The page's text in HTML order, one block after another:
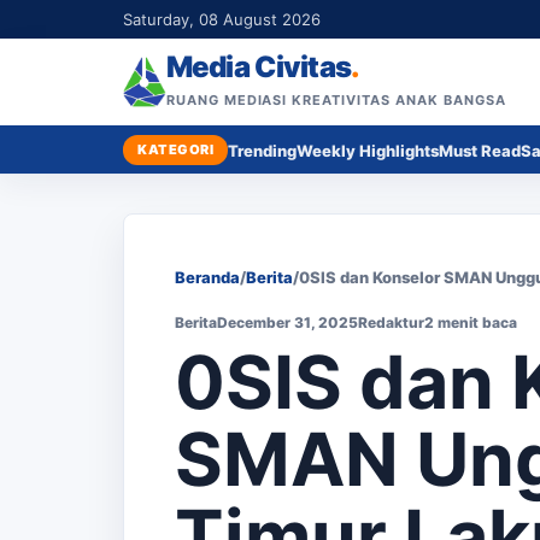
Saturday, 08 August 2026
Media Civitas.
RUANG MEDIASI KREATIVITAS ANAK BANGSA
KATEGORI TrendingWeekly HighlightsMust Read
Beranda/Berita/0SIS dan Konselor SMAN
BeritaDecember 31, 2025Redaktur2 menit baca
0SIS dan
SMAN